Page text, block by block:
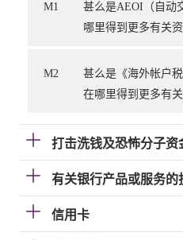
M1
甚么是AEOI（自动
哪里得到更多有关资
M2
甚么是《海外帐户
在哪里得到更多有关
打击洗钱及恐怖分子资
有关银行产品或服务的
信用卡